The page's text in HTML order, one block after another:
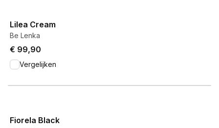
Lilea Cream
Be Lenka
€ 99,90
Vergelijken
Fiorela Black